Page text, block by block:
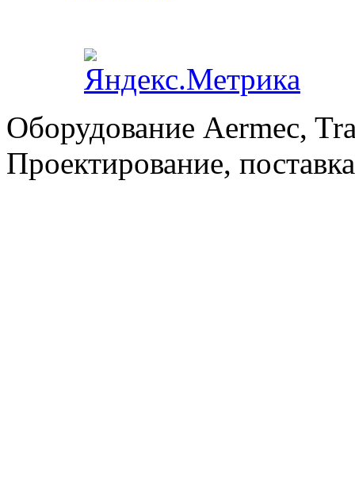
Оборудование Aermec,
Проектирование,